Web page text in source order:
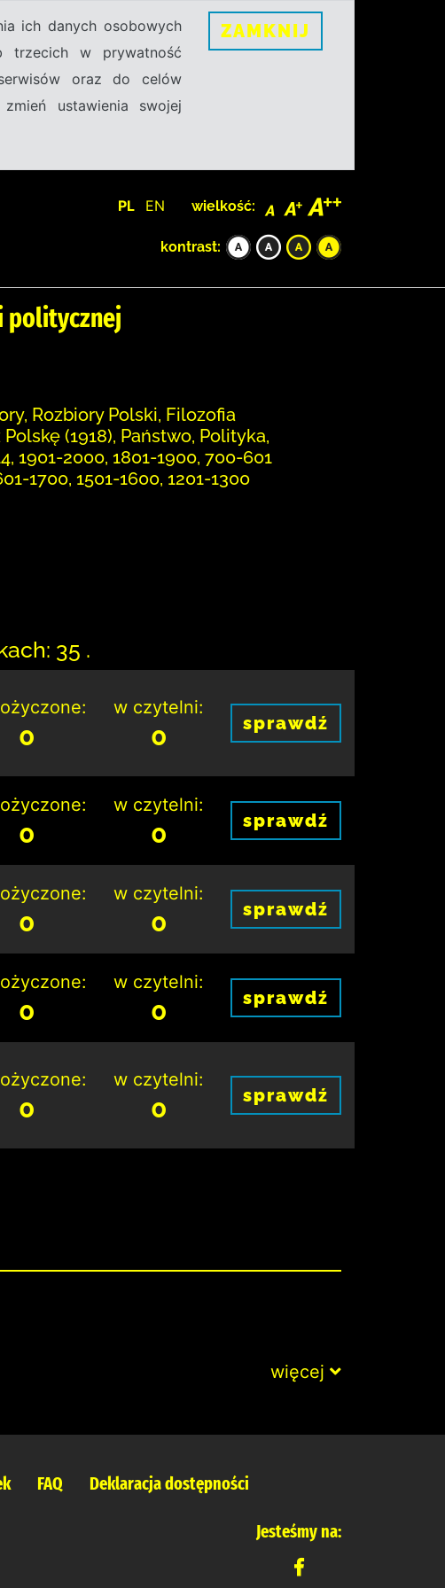
ich danych osobowych
trzecich w prywatność
oraz do celów
ustawienia swojej
ZAMKNIJ
PL EN wielkość:
kontrast:
politycznej
Rozbiory Polski, Filozofia
(1918), Państwo, Polityka,
1901-2000, 1801-1900, 700-601
1700, 1501-1600, 1201-1300
35 .
0
w czytelni:
0 sprawdź
0
w czytelni:
0 sprawdź
0
w czytelni:
0 sprawdź
0
w czytelni:
0 sprawdź
0
w czytelni:
0 sprawdź
więcej
FAQ Deklaracja dostępności
Jesteśmy na: